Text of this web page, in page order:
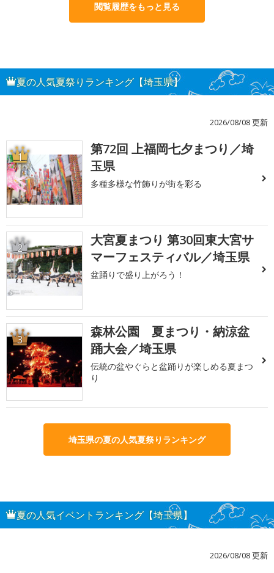
閲覧履歴をもっと見る
夏の人気夏祭りランキング【埼玉県】
2026/08/08 更新
1
第72回 上福岡七夕まつり／埼
玉県
多種多様な竹飾りが街を彩る
2
大宮夏まつり 第30回東大宮サ
マーフェスティバル／埼玉県
盆踊りで盛り上がろう！
3
森林公園 夏まつり・納涼盆
踊大会／埼玉県
伝統の盆やぐらと盆踊りが楽しめる夏まつ
り
埼玉県の夏の人気夏祭りランキング
夏の人気イベントランキング【埼玉県】
2026/08/08 更新